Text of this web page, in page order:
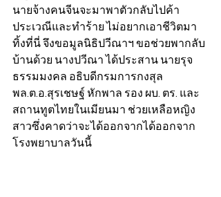
นายจ้างคนจีนจะมาพาตัวกลับไปค้า
ประเวณีและทำร้าย ไม่อยากเอาชีวิตมา
ทิ้งที่นี่ จึงขอมูลนิธิปวีณาฯ ขอช่วยพากลับ
บ้านด้วย นางปวีณา ได้ประสาน นายรุจ
ธรรมมงคล อธิบดีกรมการกงสุล
พล.ต.อ.สุรเชษฐ์ หักพาล รอง ผบ. ตร. และ
สถานทูตไทยในเมียนมา ช่วยเหลือหญิง
สาวซึ่งคาดว่าจะได้ออกจากได้ออกจาก
โรงพยาบาลวันนี้